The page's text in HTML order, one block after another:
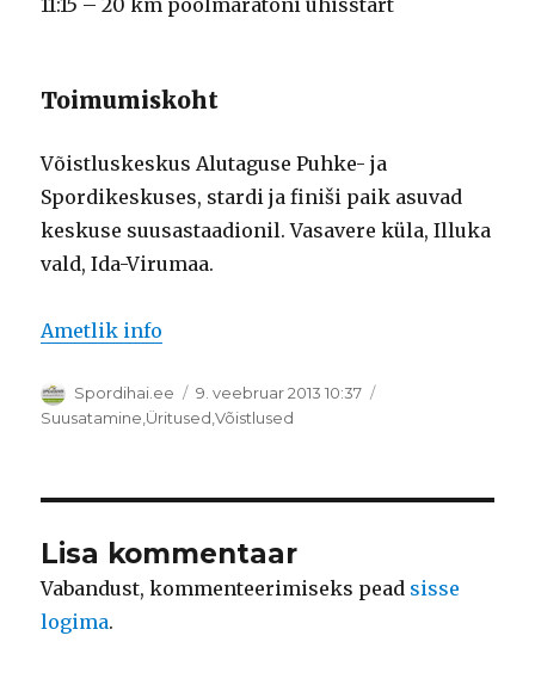
11:15 – 20 km poolmaratoni ühisstart
Toimumiskoht
Võistluskeskus Alutaguse Puhke- ja
Spordikeskuses, stardi ja finiši paik asuvad
keskuse suusastaadionil. Vasavere küla, Illuka
vald, Ida-Virumaa.
Ametlik info
Autor
Spordihai.ee Postitatud
9. veebruar 2013 10:37
Rubriigid
Suusatamine,Üritused,Võistlused
Lisa kommentaar
Vabandust, kommenteerimiseks pead sisse
logima.